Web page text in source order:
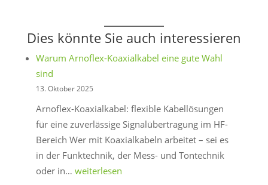
Dies könnte Sie auch interessieren
Warum Arnoflex-Koaxialkabel eine gute Wahl
sind
13. Oktober 2025
Arnoflex-Koaxialkabel: flexible Kabellösungen
für eine zuverlässige Signalübertragung im HF-
Bereich Wer mit Koaxialkabeln arbeitet – sei es
in der Funktechnik, der Mess- und Tontechnik
oder in… Warum
weiterlesen